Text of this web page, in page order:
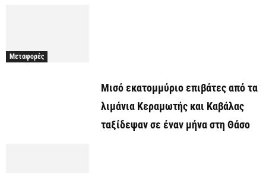
Μεταφορές
Μισό εκατομμύριο επιβάτες από τα
λιμάνια Κεραμωτής και Καβάλας
ταξίδεψαν σε έναν μήνα στη Θάσο